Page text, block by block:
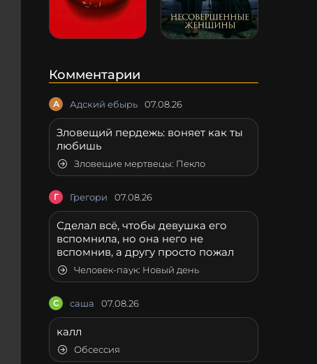
Комментарии
А Адский ебырь 07.08.26
Зловещий пердежь: воняет как ты
любишь
Зловещие мертвецы: Пекло
Г Грегори 07.08.26
Сделал всё, чтобы девушка его
вспомнила, но она него не
вспомнив, а другу просто пожал
Человек-паук: Новый день
С саша 07.08.26
калл
Обсессия